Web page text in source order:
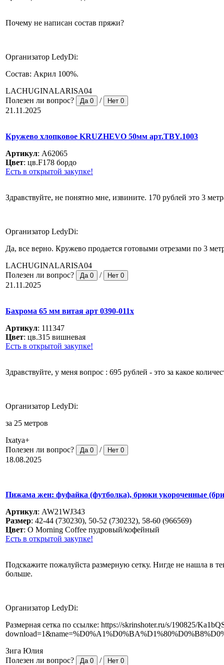
Почему не написан состав пряжи?
Организатор LedyDi:
Состав: Акрил 100%.
LACHUGINALARISA04
Полезен ли вопрос?
Да 0 / Нет 0
21.11.2025
Кружево хлопковое KRUZHEVO 50мм арт.TBY.1003
Артикул: A62065
Цвет: цв.F178 бордо
Есть в открытой закупке!
Здравствуйте, не понятно мне, извините. 170 рублей это 3
Организатор LedyDi:
Да, все верно. Кружево продается готовыми отрезами по 3
LACHUGINALARISA04
Полезен ли вопрос?
Да 0 / Нет 0
21.11.2025
Бахрома 65 мм витая арт 0390-011x
Артикул: 111347
Цвет: цв.315 вишневая
Есть в открытой закупке!
Здравствуйте, у меня вопрос : 695 рублей - это за какое
Организатор LedyDi:
за 25 метров
Ixatya+
Полезен ли вопрос?
Да 0 / Нет 0
18.08.2025
Пижама жен: фуфайка (футболка), брюки укороченные
Артикул: AW21WJ343
Размер: 42-44 (730230), 50-52 (730232), 58-60 (966569)
Цвет: O Morning Coffee пудровый/кофейный
Есть в открытой закупке!
Подскажите пожалуйста размерную сетку. Нигде не нашла в
больше.
Организатор LedyDi:
Размерная сетка по ссылке: https://skrinshoter.ru/s/190825/
Зига Юлия
Полезен ли вопрос?
Да 0 / Нет 0